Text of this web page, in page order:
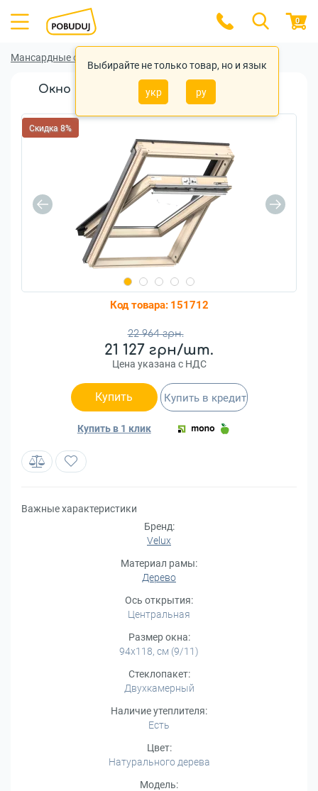
Выбирайте не только товар, но и язык
укр ру
0
Мансардные окна
Окно мансардное VELUX GLL PK06 1061
94x118см дерево
Скидка 8%
Код товара: 151712
22 964 грн.
21 127 грн/шт.
Цена указана с НДС
Купить
Купить в 1 клик
Купить в кредит
Важные характеристики
Бренд:
Velux
Материал рамы:
Дерево
Ось открытия:
Центральная
Размер окна:
94x118, см (9/11)
Стеклопакет:
Двухкамерный
Наличие утеплителя:
Есть
Цвет:
Натурального дерева
Модель: